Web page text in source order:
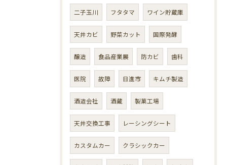
二子玉川 フタタマ ワイン貯蔵庫
天井カビ 野菜カット 国際発酵
醸造 食品産業展 防カビ 歯科
医院 故障 日進市 キムチ製造
酒造会社 酒蔵 製菓工場
天井交換工事 レーシングシート
カスタムカー クラシックカー